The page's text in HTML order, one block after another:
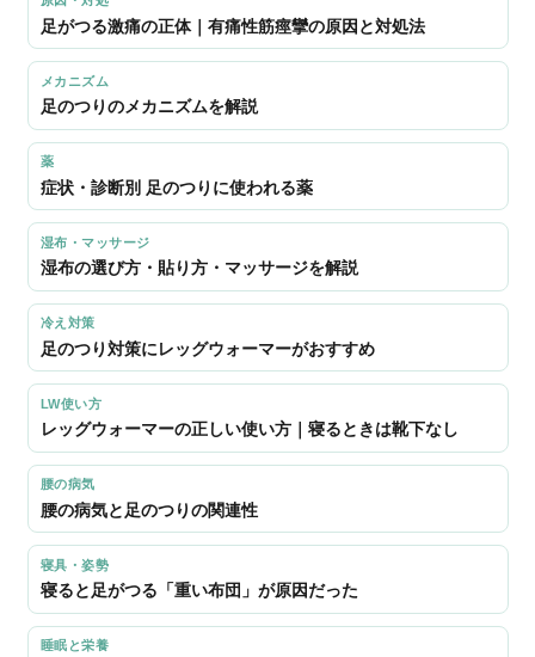
足がつる激痛の正体｜有痛性筋痙攣の原因と対処法
メカニズム
足のつりのメカニズムを解説
薬
症状・診断別 足のつりに使われる薬
湿布・マッサージ
湿布の選び方・貼り方・マッサージを解説
冷え対策
足のつり対策にレッグウォーマーがおすすめ
LW使い方
レッグウォーマーの正しい使い方｜寝るときは靴下なし
腰の病気
腰の病気と足のつりの関連性
寝具・姿勢
寝ると足がつる「重い布団」が原因だった
睡眠と栄養